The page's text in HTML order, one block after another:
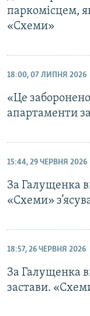
паркомісцем,
«Схеми»
18:00, 07 ЛИПНЯ 2026
«Це
апартаменти
15:44, 29 ЧЕРВНЯ 2026
За Галущенка
«Схеми»
18:57, 26 ЧЕРВНЯ 2026
За Галущенка
застави.